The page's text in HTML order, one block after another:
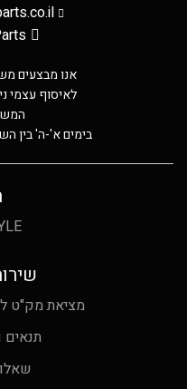
אנו מבצעים
לאיסוף עצמי
המשביר
בימים א'-ה' בין השעות 12:30-
מציאת מק"ט
תנאים